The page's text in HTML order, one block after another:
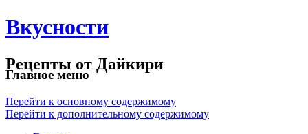
Вкусности
Рецепты от Дайкири
Главное меню
Перейти к основному содержимому
Перейти к дополнительному содержимому